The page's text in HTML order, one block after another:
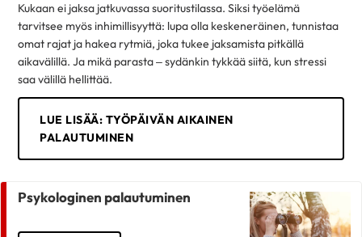
Kukaan ei jaksa jatkuvassa suoritustilassa. Siksi työelämä
tarvitsee myös inhimillisyyttä: lupa olla keskeneräinen, tunnistaa
omat rajat ja hakea rytmiä, joka tukee jaksamista pitkällä
aikavälillä. Ja mikä parasta – sydänkin tykkää siitä, kun stressi
saa välillä hellittää.
LUE LISÄÄ: TYÖPÄIVÄN AIKAINEN
PALAUTUMINEN
Psykologinen palautuminen